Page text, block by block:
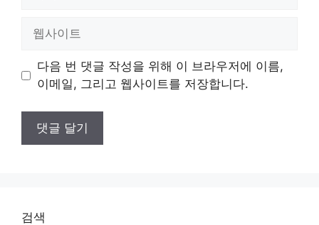
트
다음 번 댓글 작성을 위해 이 브라우저에 이름,
이메일, 그리고 웹사이트를 저장합니다.
검색